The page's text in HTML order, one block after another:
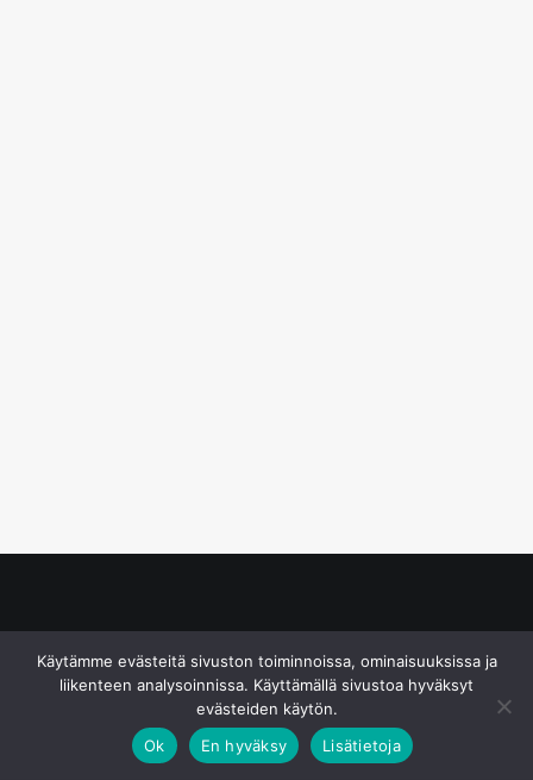
Käytämme evästeitä sivuston toiminnoissa, ominaisuuksissa ja
liikenteen analysoinnissa. Käyttämällä sivustoa hyväksyt
evästeiden käytön.
Ok
En hyväksy Lisätietoja